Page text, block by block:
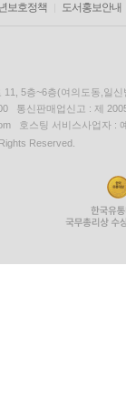
보호정책 도서홍보안내
11, 5층~6층(여의도동,일신
통신판매업신고 : 제
호스팅 서비스사업자 :
Reserved.